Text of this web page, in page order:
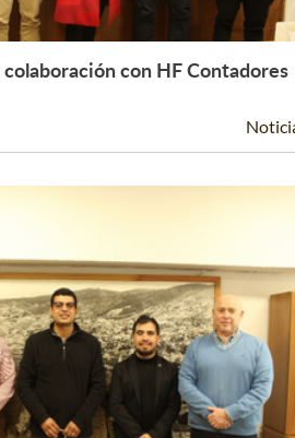
Leer Más +
con HF Contadores